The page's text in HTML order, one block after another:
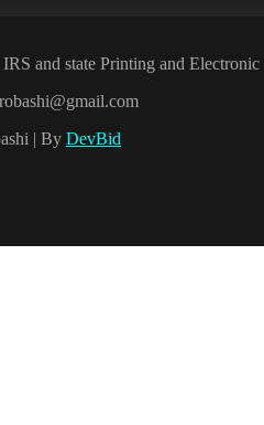
and state Printing and
| By DevBid